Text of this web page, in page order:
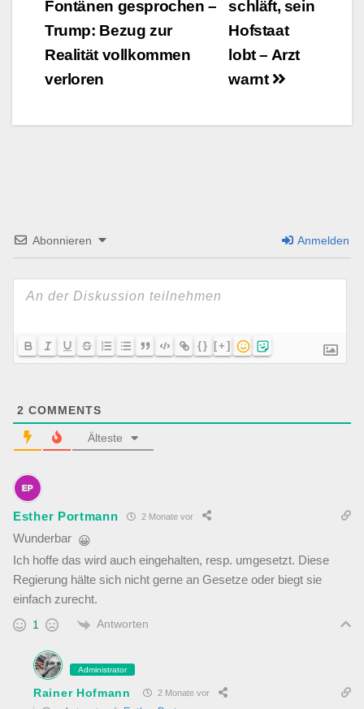
schläft, sein
Hofstaat
lobt – Arzt
warnt
Fontänen gesprochen –
Trump: Bezug zur
Realität vollkommen
verloren
Abonnieren Anmelden
{} [+]
2 COMMENTS
Älteste
Esther Portmann 2 Monate vor
Wunderbar 😀
Ich hoffe das wird auch eingehalten, resp. umgesetzt. Diese
Regierung hälte sich nicht gerne an Gesetze oder biegt sie
einfach zurecht.
1 Antworten
Administrator
Rainer Hofmann 2 Monate vor